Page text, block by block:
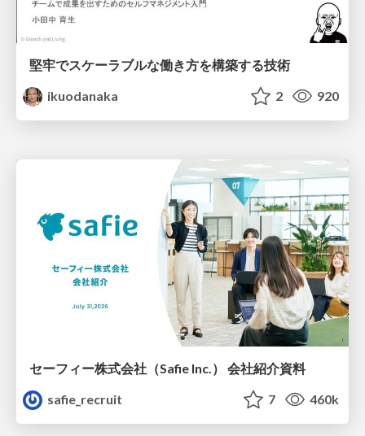
堅牢でスケーラブルな働き方を構築する技術
ikuodanaka
2 920
セーフィー株式会社（Safie Inc.） 会社紹介資料
safie_recruit
7 460k